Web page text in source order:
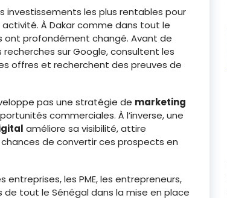
investissements les plus rentables pour
À Dakar comme dans tout le
ont profondément changé. Avant de
sur Google, consultent les
offres et recherchent des preuves de
pas une stratégie de marketing
commerciales. À l’inverse, une
améliore sa visibilité, attire
de convertir ces prospects en
entreprises, les PME, les entrepreneurs,
tout le Sénégal dans la mise en place